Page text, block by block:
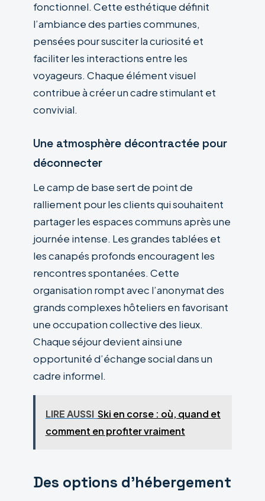
fonctionnel. Cette esthétique définit
l’ambiance des parties communes,
pensées pour susciter la curiosité et
faciliter les interactions entre les
voyageurs. Chaque élément visuel
contribue à créer un cadre stimulant et
convivial.
Une atmosphère décontractée pour
déconnecter
Le camp de base sert de point de
ralliement pour les clients qui souhaitent
partager les espaces communs après une
journée intense. Les grandes tablées et
les canapés profonds encouragent les
rencontres spontanées. Cette
organisation rompt avec l’anonymat des
grands complexes hôteliers en favorisant
une occupation collective des lieux.
Chaque séjour devient ainsi une
opportunité d’échange social dans un
cadre informel.
LIRE AUSSI Ski en corse : où, quand et
comment en profiter vraiment
Des options d’hébergement